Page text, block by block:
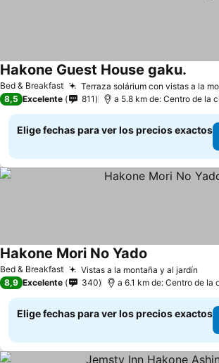
Bed & Breakfast Terraza solárium con vistas a la
Hakone Guest House gaku.
8,5 Excelente 811 a 5.8 km de: Centro de la
Elige fechas para ver los precios exactos
Bed & Breakfast Vistas a la montaña y al jardín
Hakone Mori No Yado
8,9 Excelente 340 a 6.1 km de: Centro de la
Elige fechas para ver los precios exactos